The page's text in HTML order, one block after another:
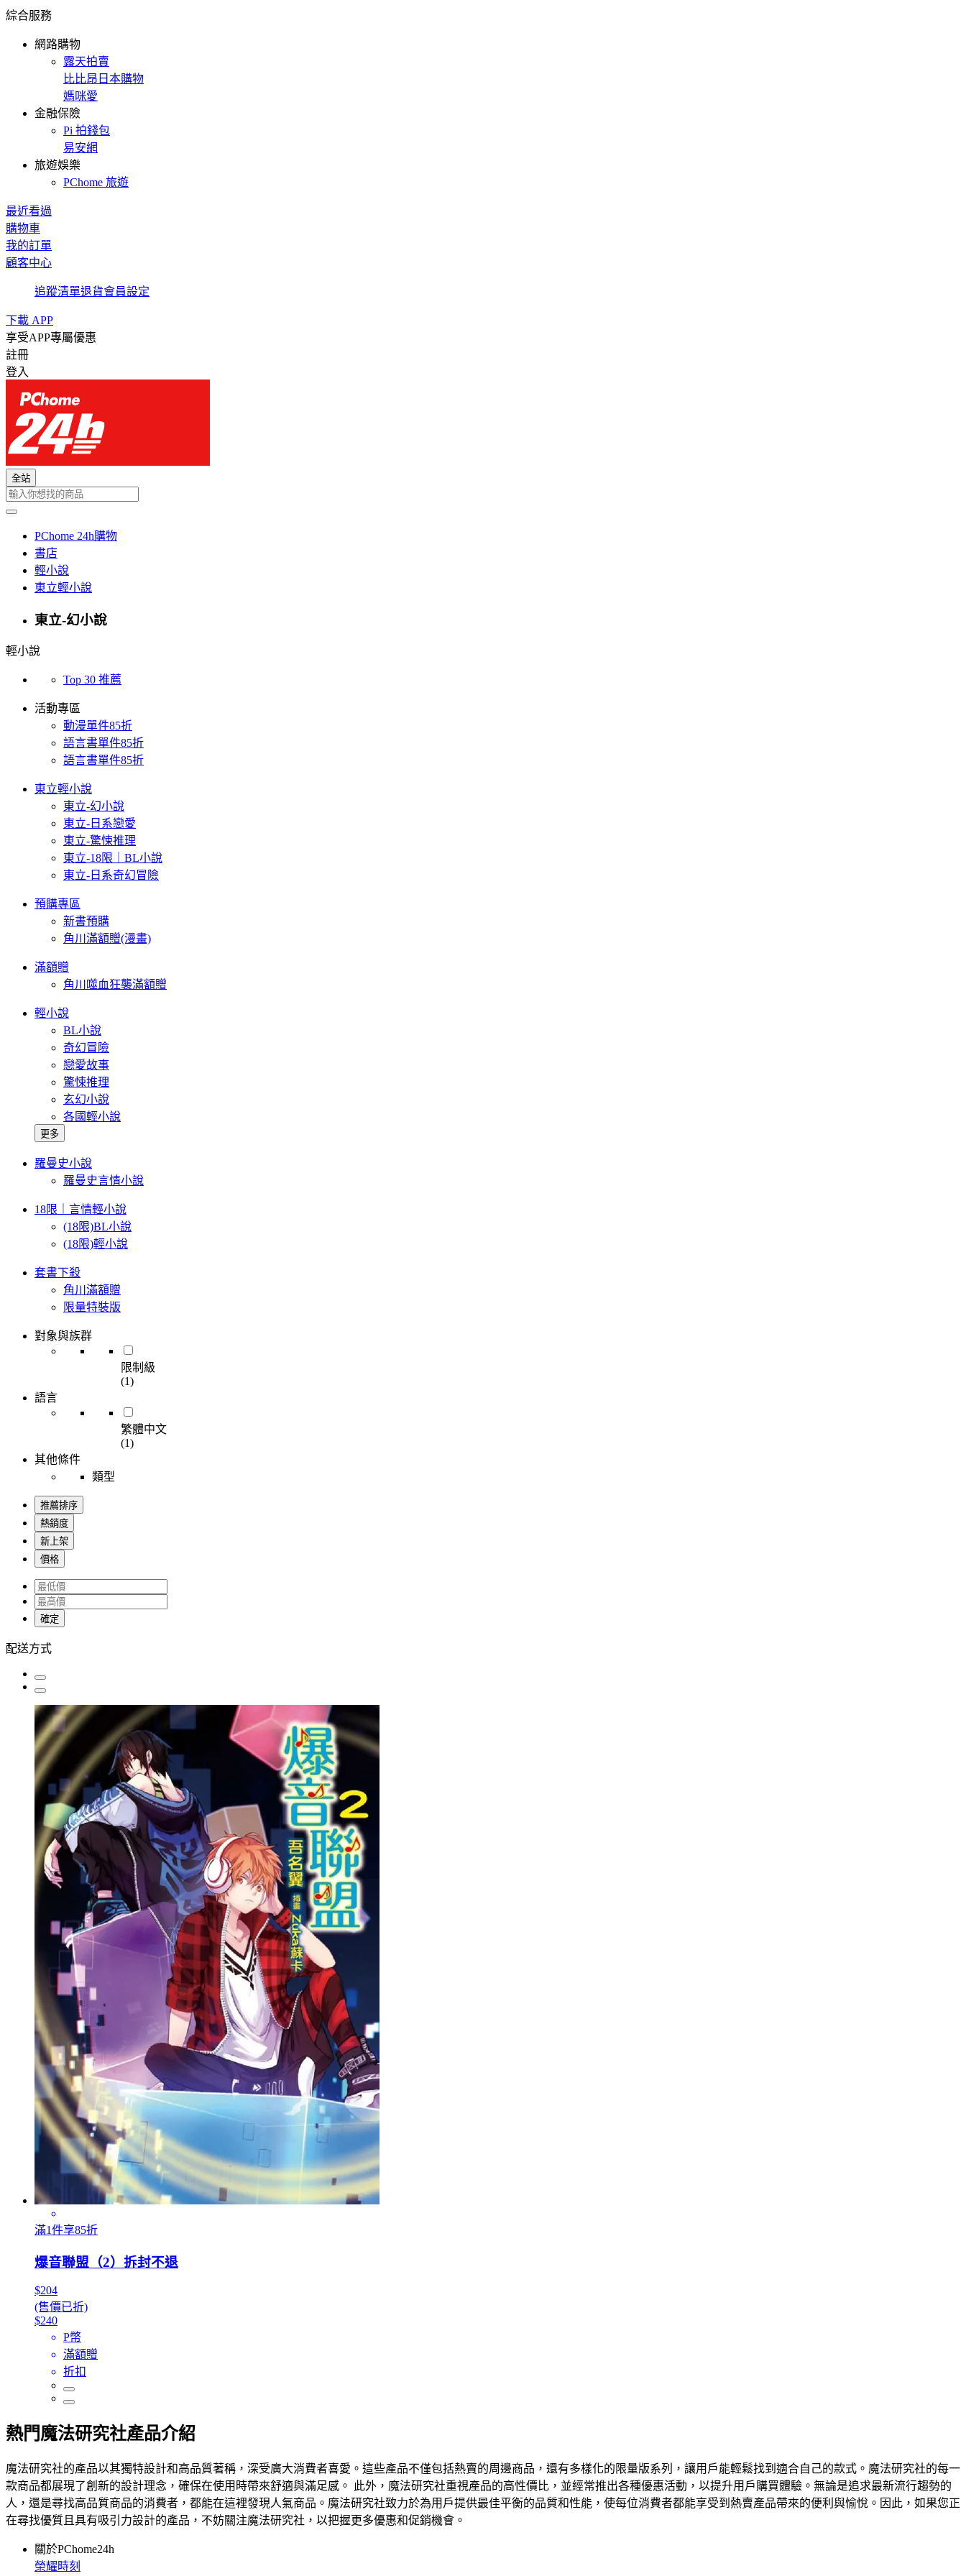
綜合服務
網路購物
露天拍賣
比比昂日本購物
媽咪愛
金融保險
Pi 拍錢包
易安網
旅遊娛樂
PChome 旅遊
最近看過
購物車
我的訂單
顧客中心
追蹤清單退貨會員設定
下載 APP
享受APP專屬優惠
註冊
登入
全站
PChome 24h購物
書店
輕小說
東立輕小說
東立-幻小說
輕小說
Top 30 推薦
活動專區
動漫單件85折
語言書單件85折
語言書單件85折
東立輕小說
東立-幻小說
東立-日系戀愛
東立-驚悚推理
東立-18限｜BL小說
東立-日系奇幻冒險
預購專區
新書預購
角川滿額贈(漫畫)
滿額贈
角川噬血狂襲滿額贈
輕小說
BL小說
奇幻冒險
戀愛故事
驚悚推理
玄幻小說
各國輕小說
更多
羅曼史小說
羅曼史言情小說
18限｜言情輕小說
(18限)BL小說
(18限)輕小說
套書下殺
角川滿額贈
限量特裝版
對象與族群
限制級
(1)
語言
繁體中文
(1)
其他條件
類型
推薦排序
熱銷度
新上架
價格
確定
配送方式
滿1件享85折
爆音聯盟（2）拆封不退
$204
(售價已折)
$240
P幣
滿額贈
折扣
熱門魔法研究社產品介紹
魔法研究社的產品以其獨特設計和高品質著稱，深受廣大消費者喜愛。這些產品不僅包括熱賣的周邊商品，還有多樣化的限量版系列，讓用戶能輕鬆找到適合自己的款式。魔法研究社的每一
款商品都展現了創新的設計理念，確保在使用時帶來舒適與滿足感。 此外，魔法研究社重視產品的高性價比，並經常推出各種優惠活動，以提升用戶購買體驗。無論是追求最新流行趨勢的
人，還是尋找高品質商品的消費者，都能在這裡發現人氣商品。魔法研究社致力於為用戶提供最佳平衡的品質和性能，使每位消費者都能享受到熱賣產品帶來的便利與愉悅。因此，如果您正
在尋找優質且具有吸引力設計的產品，不妨關注魔法研究社，以把握更多優惠和促銷機會。
關於PChome24h
榮耀時刻